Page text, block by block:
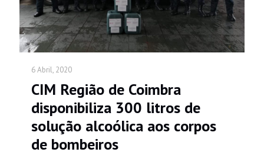
6 Abril, 2020
CIM Região de Coimbra
disponibiliza 300 litros de
solução alcoólica aos corpos
de bombeiros